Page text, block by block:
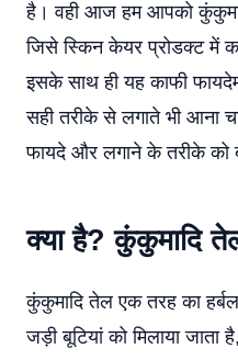
है। वही आज हम आपको
जिसे स्किन केयर प्रोडक्ट में
इसके साथ ही यह काफी
सही तरीके से लगाते भी
फायदे और लगाने के तरीके को
क्या है? कुंकुमादि
कुंकुमादि तेल एक तरह का
जड़ी बूटियां को मिलाया